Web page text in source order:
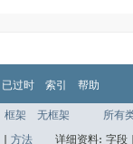
已过时 索引 帮助
框架 无框架
所有
方法 详细资料: 字段 |